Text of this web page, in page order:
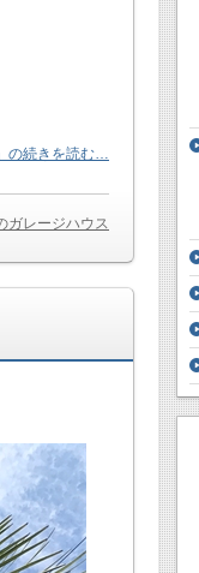
の続きを読む…
ガレージハウス